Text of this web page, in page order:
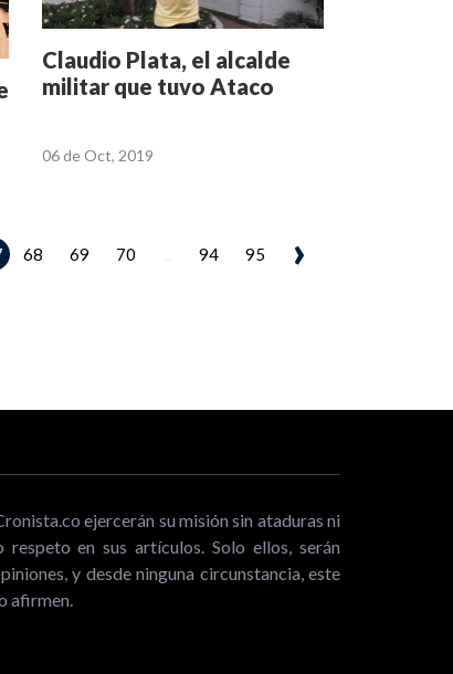
Claudio Plata, el alcalde
militar que tuvo Ataco
06 de Oct, 2019
68 69 70 94 95 ›
ejercerán su misión sin ataduras ni
en sus artículos. Solo ellos, serán
y desde ninguna circunstancia, este
afirmen.